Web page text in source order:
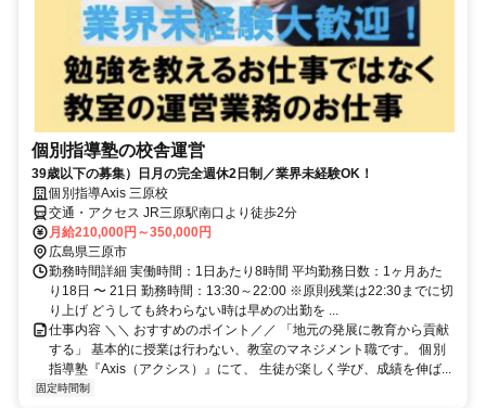
個別指導塾の校舎運営
39歳以下の募集）日月の完全週休2日制／業界未経験OK！
個別指導Axis 三原校
交通・アクセス JR三原駅南口より徒歩2分
月給210,000円～350,000円
広島県三原市
勤務時間詳細 実働時間：1日あたり8時間 平均勤務日数：1ヶ月あた
り18日 〜 21日 勤務時間：13:30～22:00 ※原則残業は22:30までに切
り上げ どうしても終わらない時は早めの出勤を ...
仕事内容 ＼＼ おすすめのポイント／／ 「地元の発展に教育から貢献
する」 基本的に授業は行わない、教室のマネジメント職です。 個別
指導塾『Axis（アクシス）』にて、 生徒が楽しく学び、成績を伸ば...
固定時間制